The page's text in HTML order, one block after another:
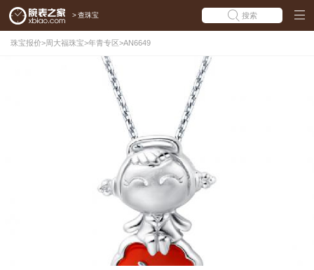
> 查珠宝 搜索
珠宝报价> 周大福珠宝>年青专区>AN6649